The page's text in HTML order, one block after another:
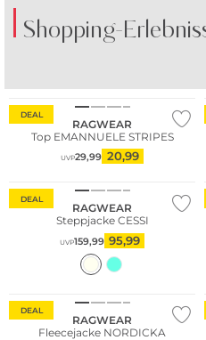
Shopping-
DEAL
RAGWEAR
Top EMANNUELE STRIPES
UVP29,99 20,99
DEAL
RAGWEAR
Steppjacke CESSI
UVP159,99 95,99
DEAL
RAGWEAR
Fleecejacke NORDICKA